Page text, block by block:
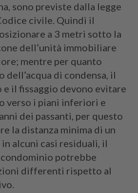
sono previste dalla legge
civile. Quindi il
a 3 metri sotto la
dell’unità immobiliare
mentre per quanto
dell’acqua di condensa, il
e il fissaggio devono evitare
verso i piani inferiori e
dei passanti, per questo
la distanza minima di un
alcuni casi residuali, il
potrebbe
differenti rispetto al